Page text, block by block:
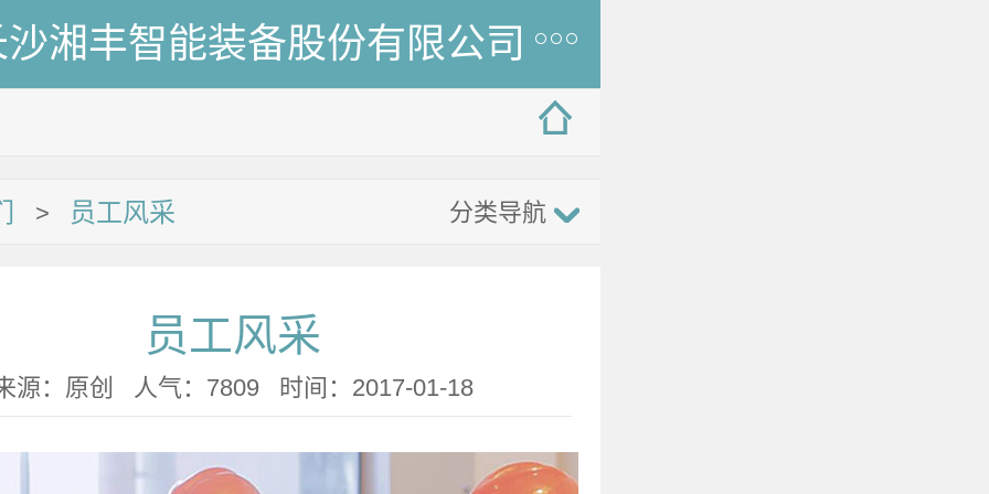
湘丰智能装备股份有限公司
分类导航
> 员工风采
员工风采
源：原创 人气：7809 时间：2017-01-18